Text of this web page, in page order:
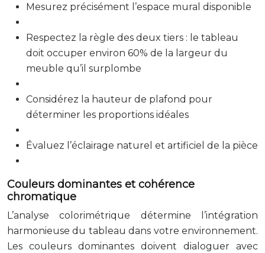
Mesurez précisément l’espace mural disponible
Respectez la règle des deux tiers : le tableau
doit occuper environ 60% de la largeur du
meuble qu’il surplombe
Considérez la hauteur de plafond pour
déterminer les proportions idéales
Évaluez l’éclairage naturel et artificiel de la pièce
Couleurs dominantes et cohérence
chromatique
L’analyse colorimétrique détermine l’intégration
harmonieuse du tableau dans votre environnement.
Les couleurs dominantes doivent dialoguer avec